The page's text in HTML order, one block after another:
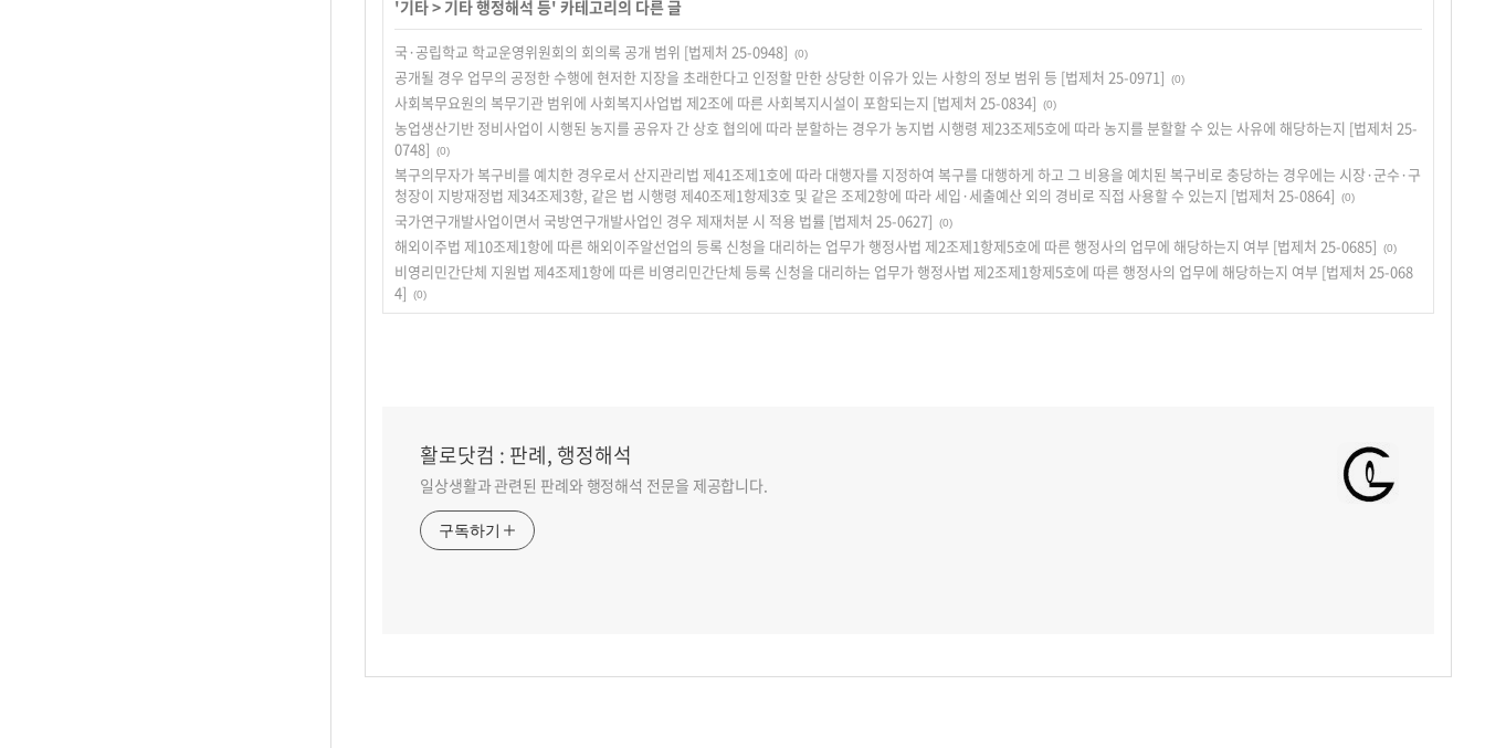
'기타> 기타 행정해석 등' 카테고리의 다른 글
국·공립학교 학교운영위원회의 회의록 공개 범위 [법제처 25-0948] (0)
공개될 경우 업무의 공정한 수행에 현저한 지장을 초래한다고 인정할 만한 상당한 이유가 있는 사항의 정보 범위 등 [법제처 25-0971] (0)
사회복무요원의 복무기관 범위에 사회복지사업법 제2조에 따른 사회복지시설이 포함되는지 [법제처 25-0834] (0)
농업생산기반 정비사업이 시행된 농지를 공유자 간 상호 협의에 따라 분할하는 경우가 농지법 시행령 제23조제5호에 따라 농지를 분할할 수 있는 사유에 해당하는지 [법제처 25-
0748]
(0)
복구의무자가 복구비를 예치한 경우로서 산지관리법 제41조제1호에 따라 대행자를 지정하여 복구를 대행하게 하고 그 비용을 예치된 복구비로 충당하는 경우에는 시장·군수·구
청장이 지방재정법 제34조제3항, 같은 법 시행령 제40조제1항제3호 및 같은 조제2항에 따라 세입·세출예산 외의 경비로 직접 사용할 수 있는지 [법제처 25-0864]
(0)
국가연구개발사업이면서 국방연구개발사업인 경우 제재처분 시 적용 법률 [법제처 25-0627] (0)
해외이주법 제10조제1항에 따른 해외이주알선업의 등록 신청을 대리하는 업무가 행정사법 제2조제1항제5호에 따른 행정사의 업무에 해당하는지 여부 [법제처 25-0685] (0)
비영리민간단체 지원법 제4조제1항에 따른 비영리민간단체 등록 신청을 대리하는 업무가 행정사법 제2조제1항제5호에 따른 행정사의 업무에 해당하는지 여부 [법제처 25-068
4]
(0)
활로닷컴 : 판례, 행정해석
일상생활과 관련된 판례와 행정해석 전문을 제공합니다.
구독하기